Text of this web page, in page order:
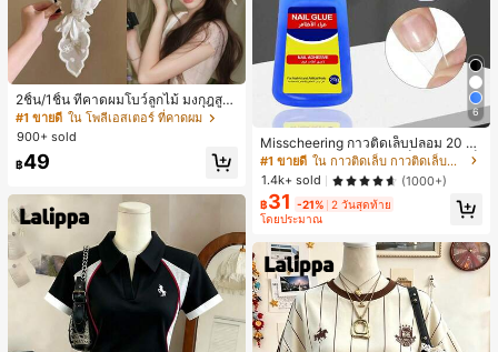
2ชิ้น/1ชิ้น ที่คาดผมโบว์ลูกไม้ มงกุฎสูง
แถบกว้าง สีดำ สีขาว สำหรับใส่ประจำ
วัน กิ๊บติดผม ยางรัดผม (ลายปักดอกไม้
จัดวางแบบสุ่ม)
#1 ขายดี ใน โพลีเอสเตอร์ ที่คาดผม
900+ sold
฿49
6
Misscheering กาวติดเล็บปลอม 20 กรั
ม แรงยึดสูง เจลสติกเกอร์เล็บนุ่ม แห้งเร็
ว เหมาะสำหรับผู้เริ่มต้นทำเล็บ ติดทนน
าน
#1 ขายดี
ใน กาวติดเล็บ กาวติดเล็บและสารยึดติด
1.4k+ sold
(1000+)
฿31 -21% 2 วันสุดท้าย
โดยประมาณ